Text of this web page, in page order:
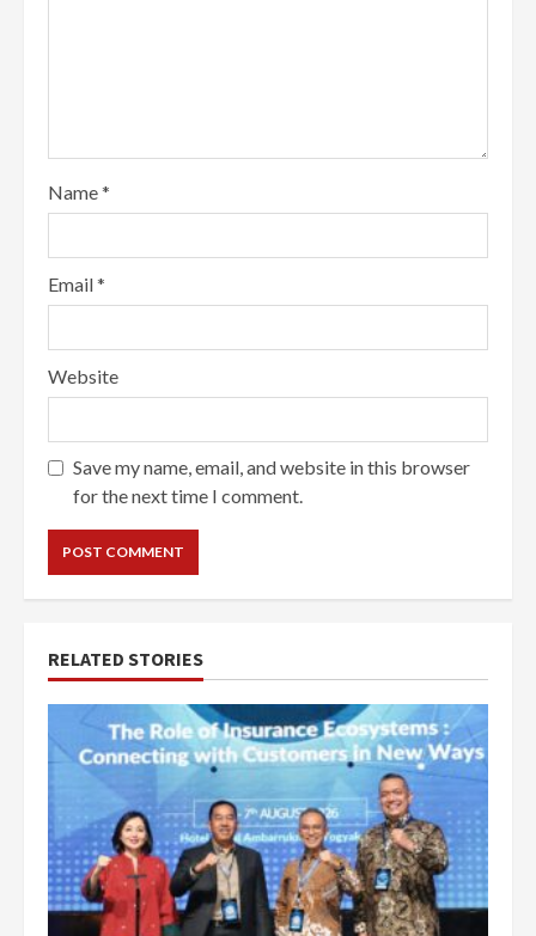
Name*
Email*
Website
Save my name, email, and website in this browser
for the next time I comment.
RELATED STORIES